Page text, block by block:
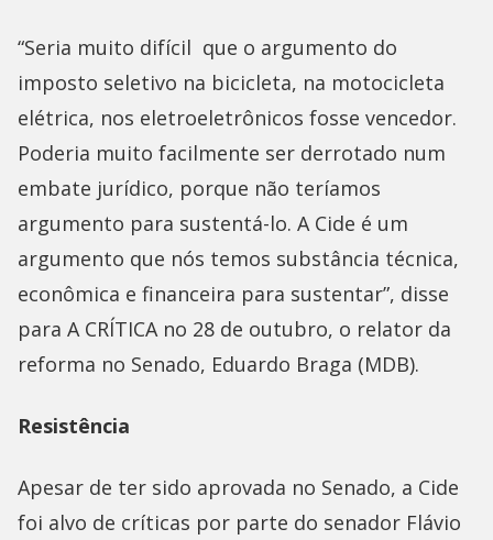
“Seria muito difícil que o argumento do
imposto seletivo na bicicleta, na motocicleta
elétrica, nos eletroeletrônicos fosse vencedor.
Poderia muito facilmente ser derrotado num
embate jurídico, porque não teríamos
argumento para sustentá-lo. A Cide é um
argumento que nós temos substância técnica,
econômica e financeira para sustentar”, disse
para A CRÍTICA no 28 de outubro, o relator da
reforma no Senado, Eduardo Braga (MDB).
Resistência
Apesar de ter sido aprovada no Senado, a Cide
foi alvo de críticas por parte do senador Flávio